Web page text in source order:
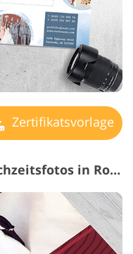
Zertifikatsvorlage
Geschenkgutschein für Hochzeitsfotos in Rot und Blau